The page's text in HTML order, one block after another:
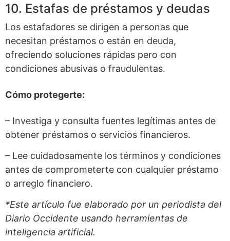
10. Estafas de préstamos y deudas
Los estafadores se dirigen a personas que
necesitan préstamos o están en deuda,
ofreciendo soluciones rápidas pero con
condiciones abusivas o fraudulentas.
Cómo protegerte:
– Investiga y consulta fuentes legítimas antes de
obtener préstamos o servicios financieros.
– Lee cuidadosamente los términos y condiciones
antes de comprometerte con cualquier préstamo
o arreglo financiero.
*Este artículo fue elaborado por un periodista del
Diario Occidente usando herramientas de
inteligencia artificial.